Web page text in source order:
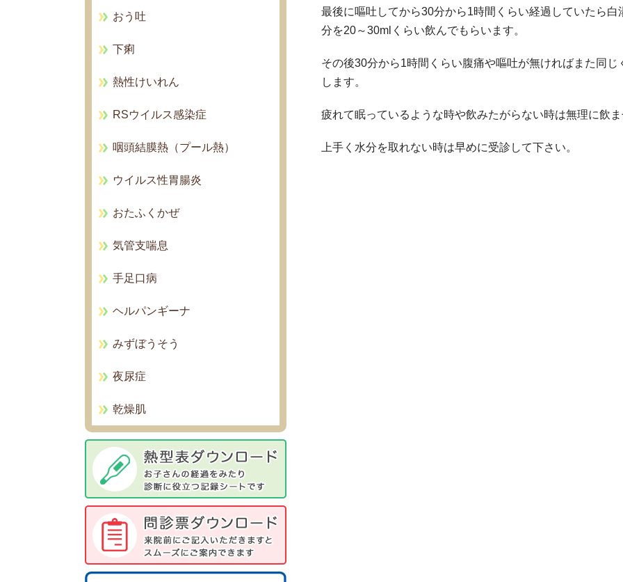
最後に嘔吐してから30分から1時間くらい経過していたら
分を20～30mlくらい飲んでもらいます。
その後30分から1時間くらい腹痛や嘔吐が無ければまた同
します。
疲れて眠っているような時や飲みたがらない時は無理に飲ま
上手く水分を取れない時は早めに受診して下さい。
おう吐
下痢
熱性けいれん
RSウイルス感染症
咽頭結膜熱（プール熱）
ウイルス性胃腸炎
おたふくかぜ
気管支喘息
手足口病
ヘルパンギーナ
みずぼうそう
夜尿症
乾燥肌